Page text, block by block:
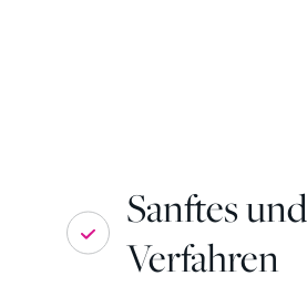
Sanftes
Verfahren